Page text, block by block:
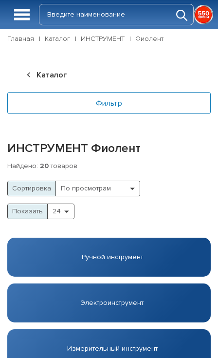
Главная Каталог ИНСТРУМЕНТ Фиолент
Каталог
Фильтр
ИНСТРУМЕНТ Фиолент
Найдено: 20 товаров
Cортировка
Показать
Ручной инструмент
Электроинструмент
Измерительный инструмент